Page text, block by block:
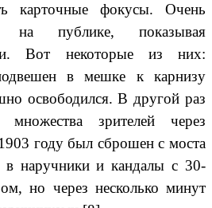
карточные фокусы. Очень
на публике, показывая
Вот некоторые из них:
в мешке к карнизу
освободился. В другой раз
зрителей через
году был сброшен с моста
наручники и кандалы с 30-
но через несколько минут